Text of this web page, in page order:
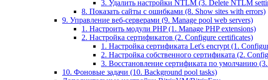
3. Удалить настройки NTLM (3. Delete NTLM
8. Показать сайты с ошибками (8. Show sites with errors)
9. Управление веб-серверами (9. Manage pool web servers)
1. Настроить модули PHP (1. Manage PHP extensions)
2. Настройка сертификатов (2. Configure certificates)
1. Настройка сертификата Let's encrypt (1.
2. Настройка собственного сертификата (2.
3. Восстановление сертификата по умолчанию
10. Фоновые задачи (10. Background pool tasks)